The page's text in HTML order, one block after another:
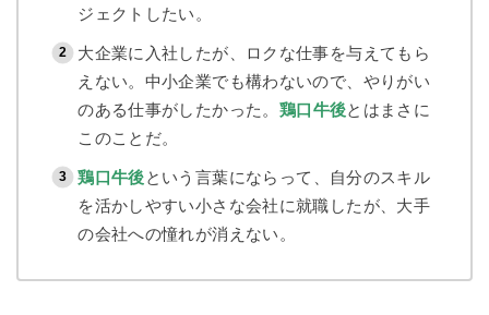
ジェクトしたい。
大企業に入社したが、ロクな仕事を与えてもら
えない。中小企業でも構わないので、やりがい
のある仕事がしたかった。 鶏口牛後とはまさに
このことだ。
鶏口牛後という言葉にならって、自分のスキル
を活かしやすい小さな会社に就職したが、大手
の会社への憧れが消えない。